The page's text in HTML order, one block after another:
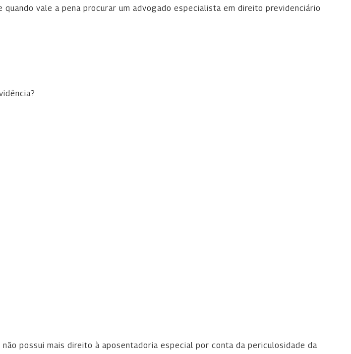
vale a pena procurar um advogado especialista em direito previdenciário
possui mais direito à aposentadoria especial por conta da periculosidade da